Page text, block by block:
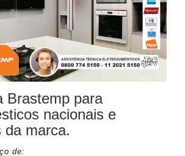
Brastemp para
nacionais e
da marca.
de: